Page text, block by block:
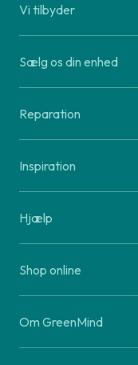
Vi tilbyder
Sælg os din enhed
Reparation
Inspiration
Hjælp
Shop online
Om GreenMind